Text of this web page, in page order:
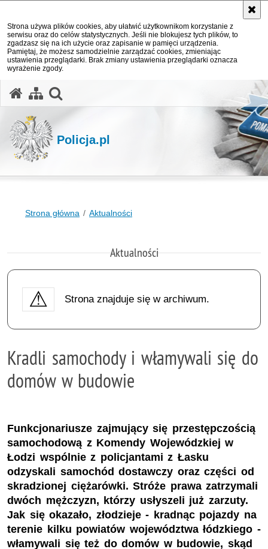
Strona używa plików cookies, aby ułatwić użytkownikom korzystanie z
serwisu oraz do celów statystycznych. Jeśli nie blokujesz tych plików, to
zgadzasz się na ich użycie oraz zapisanie w pamięci urządzenia.
Pamiętaj, że możesz samodzielnie zarządzać cookies, zmieniając
ustawienia przeglądarki. Brak zmiany ustawienia przeglądarki oznacza
wyrażenie zgody.
Policja.pl
Strona główna Aktualności
Aktualności
Strona znajduje się w archiwum.
Kradli samochody i włamywali się do
domów w budowie
Funkcjonariusze zajmujący się przestępczością
samochodową z Komendy Wojewódzkiej w
Łodzi wspólnie z policjantami z Łasku
odzyskali samochód dostawczy oraz części od
skradzionej ciężarówki. Stróże prawa zatrzymali
dwóch mężczyzn, którzy usłyszeli już zarzuty.
Jak się okazało, złodzieje - kradnąc pojazdy na
terenie kilku powiatów województwa łódzkiego -
włamywali się też do domów w budowie, skąd